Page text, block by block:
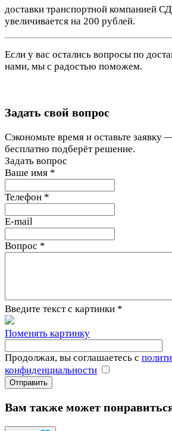
доставки транспортной компанией
увеличивается на 200 рублей.
Если у вас остались вопросы по
нами, мы с радостью поможем.
Задать свой вопрос
Сэкономьте время и оставьте заявку
бесплатно подберёт решение.
Задать вопрос
Ваше имя *
Телефон *
E-mail
Вопрос *
Введите текст с картинки *
Поменять картинку
Продолжая, вы соглашаетесь с
конфиденциальности
Вам также может